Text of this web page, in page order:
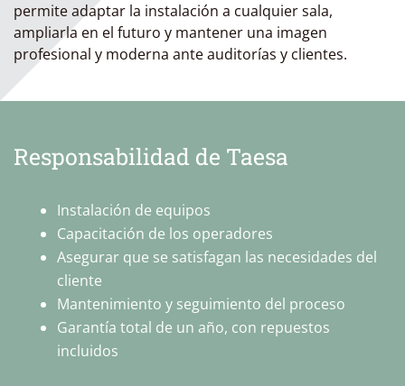
permite adaptar la instalación a cualquier sala,
ampliarla en el futuro y mantener una imagen
profesional y moderna ante auditorías y clientes.
Responsabilidad de Taesa
Instalación de equipos
Capacitación de los operadores
Asegurar que se satisfagan las necesidades del
cliente
Mantenimiento y seguimiento del proceso
Garantía total de un año, con repuestos
incluidos